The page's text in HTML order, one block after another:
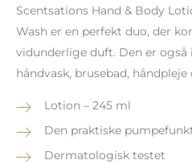
Scentsations Hand & Body
Wash er en perfekt duo, der
vidunderlige duft. Den er
håndvask, brusebad,
Lotion – 245 ml
Den praktiske
Dermatologisk testet